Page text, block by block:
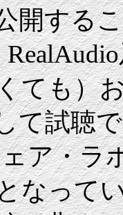
開する
ても）
て試聴
ア・ラ
なって